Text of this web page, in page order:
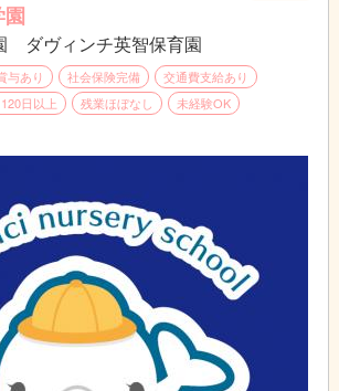
ダヴィンチ英智保育園
与あり 社会保険完備
交通費支給あり
日以上 残業ほぼなし
未経験OK